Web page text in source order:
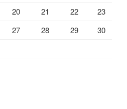
20 21 22
23
27 28 29
30